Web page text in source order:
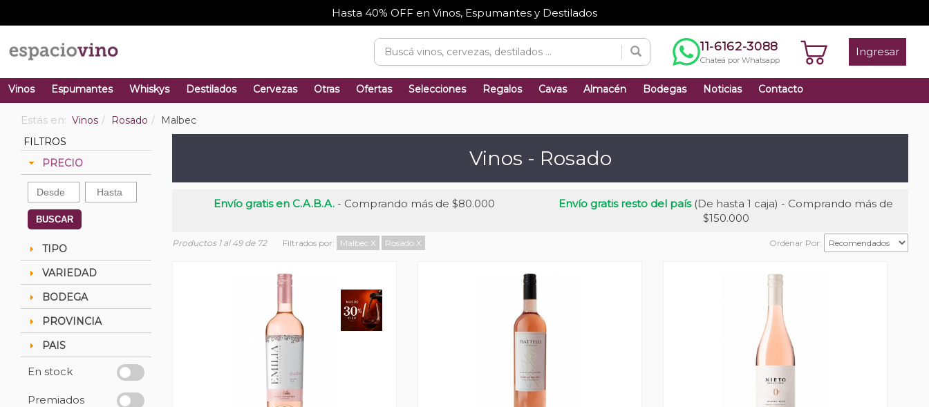
Hasta 40% OFF en Vinos, Espumantes y Destilados
11-6162-3088
Chateá por Whatsapp
Ingresar
Vinos Espumantes Whiskys Destilados Cervezas Otras Ofertas Selecciones Regalos Cavas Almacén Bodegas Noticias Contacto
Estás en: Vinos Rosado
Malbec
FILTROS
PRECIO
BUSCAR
TIPO
VARIEDAD
BODEGA
PROVINCIA
PAIS
En stock
Premiados
Vinos - Rosado
Envío gratis en C.A.B.A. - Comprando más de $80.000 Envío gratis resto del país(De hasta 1 caja) - Comprando más de
$150.000
Productos 1 al 49 de 72 Filtrados por: Malbec X Rosado X Ordenar Por: